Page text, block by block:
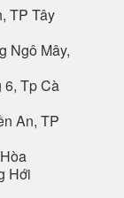
TP Tây
Ngô Mây,
6, Tp Cà
An, TP
Hới